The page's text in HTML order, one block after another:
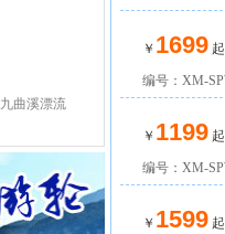
九曲溪漂流
￥ 1699起
编号：XM-
￥ 1199起
编号：XM-
￥ 1599起